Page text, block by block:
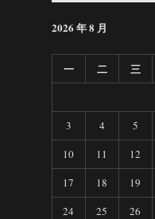
2026 年 8 月
一 二 三
3
4 5
10
11 12
17
18 19
24
25 26